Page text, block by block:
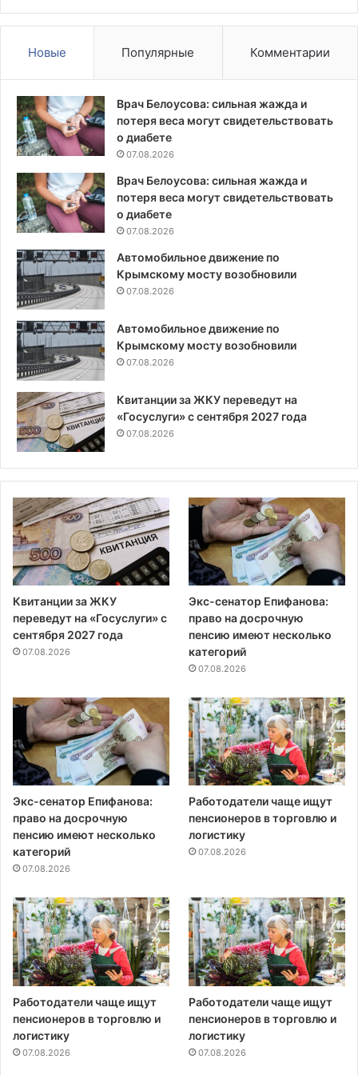
выходные
Новые Популярные Комментарии
Врач Белоусова: сильная жажда и
потеря веса могут свидетельствовать
о диабете
07.08.2026
Врач Белоусова: сильная жажда и
потеря веса могут свидетельствовать
о диабете
07.08.2026
Автомобильное движение по
Крымскому мосту возобновили
07.08.2026
Автомобильное движение по
Крымскому мосту возобновили
07.08.2026
Квитанции за ЖКУ переведут на
«Госуслуги» с сентября 2027 года
07.08.2026
Квитанции за ЖКУ
переведут на «Госуслуги» с
сентября 2027 года
07.08.2026
Экс-сенатор Епифанова:
право на досрочную
пенсию имеют несколько
категорий
07.08.2026
Экс-сенатор Епифанова:
право на досрочную
пенсию имеют несколько
категорий
07.08.2026
Работодатели чаще ищут
пенсионеров в торговлю и
логистику
07.08.2026
Работодатели чаще ищут
пенсионеров в торговлю и
логистику
07.08.2026
Работодатели чаще ищут
пенсионеров в торговлю и
логистику
07.08.2026